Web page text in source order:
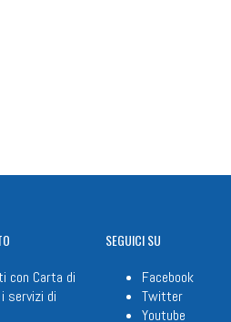
con Carta di
servizi di
SEGUICISU
Facebook
Twitter
Youtube